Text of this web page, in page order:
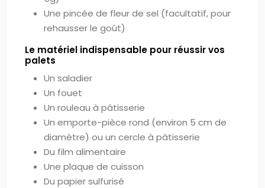
Une pincée de fleur de sel (facultatif, pour
rehausser le goût)
Le matériel indispensable pour réussir vos
palets
Un saladier
Un fouet
Un rouleau à pâtisserie
Un emporte-pièce rond (environ 5 cm de
diamètre) ou un cercle à pâtisserie
Du film alimentaire
Une plaque de cuisson
Du papier sulfurisé